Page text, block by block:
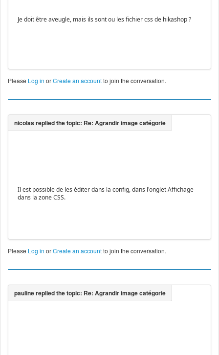
Je doit être aveugle, mais ils sont ou les fichier css de hikashop ?
Please Log in orCreate an accountto join the conversation.
Il est possible de les éditer dans la config, dans l'onglet Affichage
dans la zone CSS.
Please Log in orCreate an accountto join the conversation.